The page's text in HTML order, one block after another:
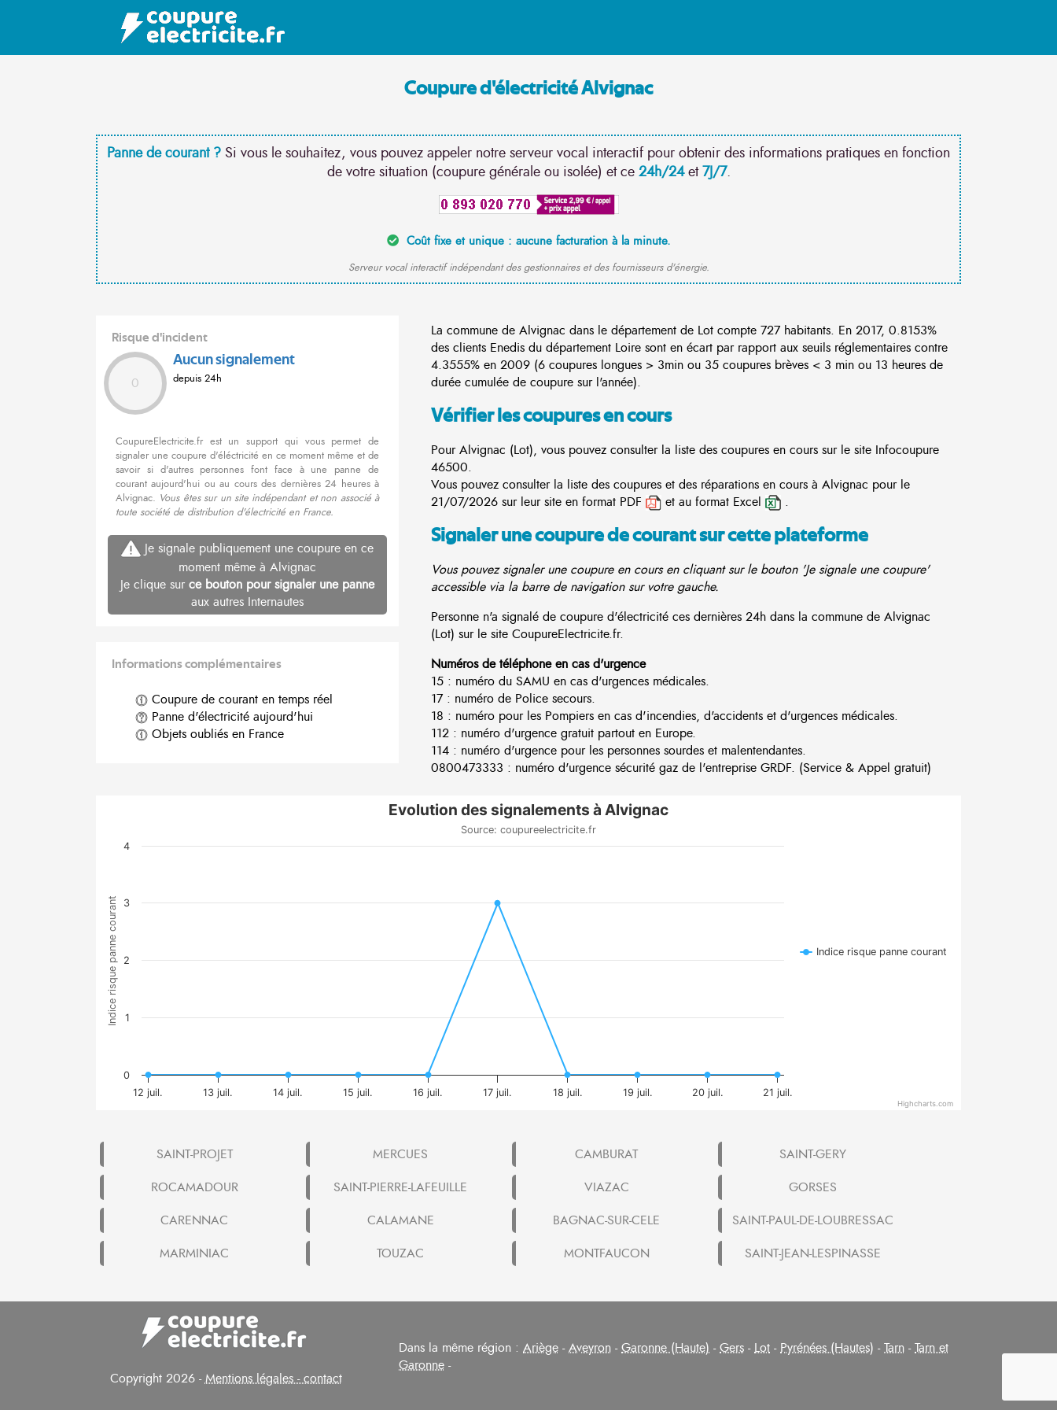
Coupure d'électricité Alvignac
Panne de courant ? Si vous le souhaitez, vous pouvez appeler notre serveur vocal interactif pour obtenir des informations pratiques en fonction
de votre situation (coupure générale ou isolée) et ce 24h/24et7J/7.
Coût fixe et unique : aucune facturation à la minute.
Serveur vocal interactif indépendant des gestionnaires et des fournisseurs d'énergie.
Risque d'incident
0
Aucun signalement
depuis 24h
CoupureElectricite.fr est un support qui vous permet de
signaler une coupure d'éléctricité en ce moment même et de
savoir si d'autres personnes font face à une panne de
courant aujourd'hui ou au cours des dernières 24 heures à
Alvignac. Vous êtes sur un site indépendant et non associé à
toute société de distribution d'électricité en France.
Je signale publiquement une coupure en ce
moment même à Alvignac
Je clique sur ce bouton pour signaler une panne
aux autres Internautes
Informations complémentaires
Coupure de courant en temps réel
Panne d'électricité aujourd'hui
Objets oubliés en France
La commune de Alvignac dans le département de Lot compte 727 habitants. En 2017, 0.8153%
des clients Enedis du département Loire sont en écart par rapport aux seuils réglementaires contre
4.3555% en 2009 (6 coupures longues > 3min ou 35 coupures brèves < 3 min ou 13 heures de
durée cumulée de coupure sur l'année).
Vérifier les coupures en cours
Pour Alvignac (Lot), vous pouvez consulter la liste des coupures en cours sur le site Infocoupure
46500.
Vous pouvez consulter la liste des coupures et des réparations en cours à Alvignac pour le
21/07/2026 sur leur site en format PDF
et au format Excel .
Signaler une coupure de courant sur cette plateforme
Vous pouvez signaler une coupure en cours en cliquant sur le bouton 'Je signale une coupure'
accessible via la barre de navigation sur votre gauche.
Personne n'a signalé de coupure d'électricité ces dernières 24h dans la commune de Alvignac
(Lot) sur le site CoupureElectricite.fr.
Numéros de téléphone en cas d'urgence
15 : numéro du SAMU en cas d'urgences médicales.
17 : numéro de Police secours.
18 : numéro pour les Pompiers en cas d'incendies, d'accidents et d'urgences médicales.
112 : numéro d'urgence gratuit partout en Europe.
114 : numéro d'urgence pour les personnes sourdes et malentendantes.
0800473333 : numéro d'urgence sécurité gaz de l'entreprise GRDF. (Service & Appel gratuit)
Indice risque panne courant
Evolution des signalements à Alvignac
Source: coupureelectricite.fr
Indice risque panne courant
12 juil. 13 juil. 14 juil. 15 juil. 16 juil. 17 juil. 18 juil. 19 juil. 20 juil. 21 juil.
0
1
2
3
4
Highcharts.com
SAINT-PROJET MERCUES CAMBURAT
SAINT-GERY
ROCAMADOUR
SAINT-PIERRE-LAFEUILLE VIAZAC
GORSES
CARENNAC
CALAMANE BAGNAC-SUR-CELE
SAINT-PAUL-DE-LOUBRESSAC
MARMINIAC
TOUZAC MONTFAUCON SAINT-JEAN-LESPINASSE
Copyright 2026 -Mentions légales - contact
Dans la même région : Ariège -Aveyron -Garonne (Haute) -Gers -Lot -Pyrénées (Hautes) -Tarn -Tarn et
Garonne -